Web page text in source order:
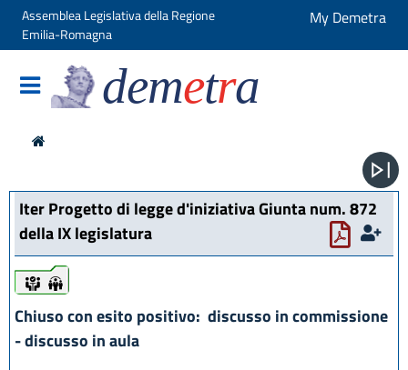
Assemblea Legislativa della Regione
Emilia-Romagna
My Demetra
demetra
Iter Progetto di legge d'iniziativa Giunta num. 872
della IX legislatura
Chiuso con esito positivo: discusso in commissione
- discusso in aula